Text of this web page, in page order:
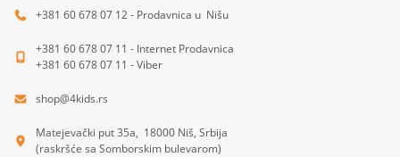
+381 60 678 07 12 - Prodavnica u Nišu
+381 60 678 07 11 - Internet Prodavnica
+381 60 678 07 11 - Viber
shop@4kids.rs
Matejevački put 35a, 18000 Niš, Srbija
(raskršće sa Somborskim bulevarom)